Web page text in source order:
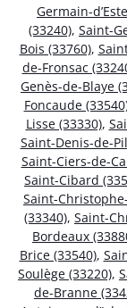
Germain-
(33240), Saint-
Bois (33760),
de-Fronsac
Genès-de-Blaye
Foncaude
Lisse (33330),
Saint-Denis-de-
Saint-Ciers-de-
Saint-Cibard
Saint-
(33340), Saint-
Bordeaux
Brice (33540),
Soulège (33220),
de-Branne